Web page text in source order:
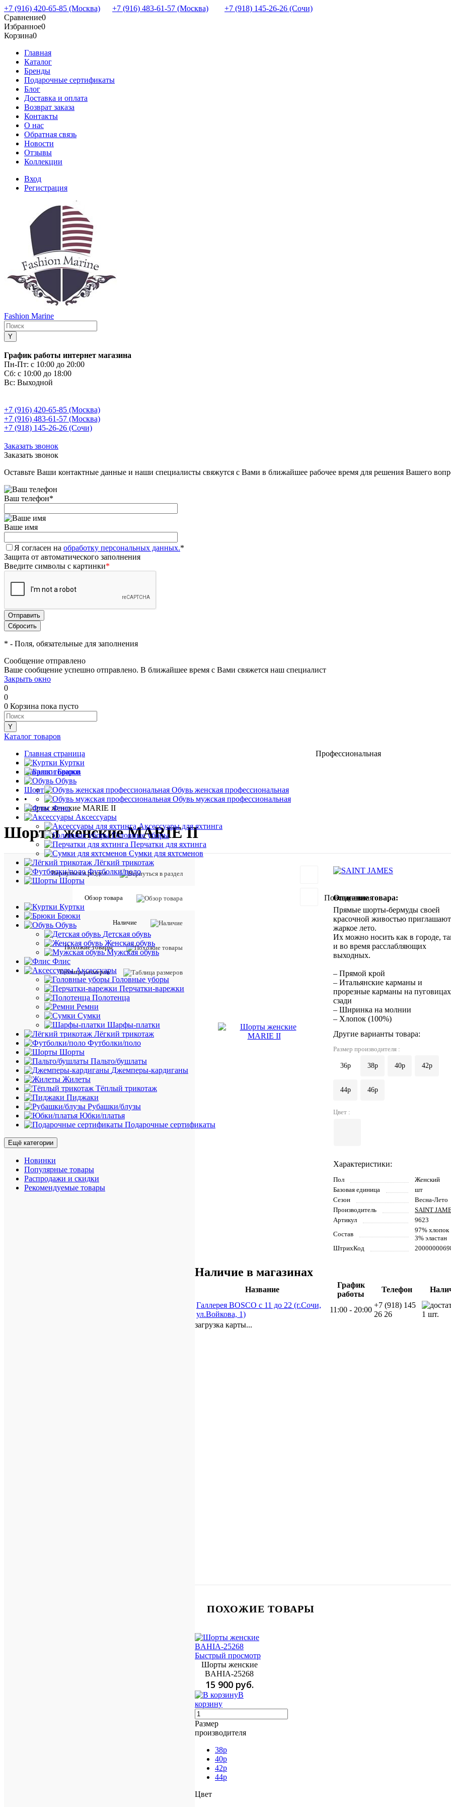
+7 (916) 420-65-85 (Москва) +7 (916) 483-61-57 (Москва)
+7 (918) 145-26-26 (Сочи)
Сравнение0
Избранное0
Корзина0
Главная
Каталог
Бренды
Подарочные сертификаты
Блог
Доставка и оплата
Возврат заказа
Контакты
О нас
Обратная связь
Новости
Отзывы
Коллекции
Вход
Регистрация
Fashion Marine
График работы интернет магазина
Пн-Пт: с 10:00 до 20:00
Сб: с 10:00 до 18:00
Вс: Выходной
+7 (916) 420-65-85 (Москва)
+7 (916) 483-61-57 (Москва)
+7 (918) 145-26-26 (Сочи)
Заказать звонок
Заказать звонок
Оставьте Ваши контактные данные и наши специалисты свяжутся с Вами в ближайшее рабочее время для решения Вашего
Ваш телефон*
Ваше имя
Я согласен на обработку персональных данных.*
Защита от автоматического заполнения
Введите символы с картинки*
* - Поля, обязательные для заполнения
Сообщение отправлено
Ваше сообщение успешно отправлено. В ближайшее время с Вами свяжется наш специалист
Закрыть окно
0
0
0 Корзина пока пусто
Каталог товаров
Профессиональная
Куртки
Брюки
Обувь
Обувь женская профессиональная
Обувь мужская профессиональная
Флис
Аксессуары
Аксессуары для яхтинга
Головные уборы
Перчатки для яхтинга
Сумки для яхтсменов
Лёгкий трикотаж
Футболки/поло
Шорты
Повседневная
Куртки
Брюки
Обувь
Детская обувь
Женская обувь
Мужская обувь
Флис
Аксессуары
Головные уборы
Перчатки-варежки
Полотенца
Ремни
Сумки
Шарфы-платки
Лёгкий трикотаж
Футболки/поло
Шорты
Пальто/бушлаты
Джемперы-кардиганы
Жилеты
Тёплый трикотаж
Пиджаки
Рубашки/блузы
Юбки/платья
Подарочные сертификаты
Ещё категории
Новинки
Популярные товары
Распродажи и скидки
Рекомендуемые товары
Главная страница
•
Каталог товаров
•
Шорты
•
Шорты женские MARIE II
Шорты женские MARIE II
Вернуться в раздел
Обзор товара
Наличие
Похожие товары
Таблица размеров
Описание товара:
Прямые шорты-бермуды своей
красочной живостью приглашают
жаркое лето.
Их можно носить как в городе,
и во время расслабляющих
выходных.
– Прямой крой
– Итальянские карманы и
прорезные карманы на пуговицах
сзади
– Ширинка на молнии
– Хлопок (100%)
Другие варианты товара:
Размер производителя :
36p 38p 40p 42p
44p 46р
Цвет :
Характеристики:
Пол
Женский
Базовая единица
шт
Сезон
Весна-Лето
Производитель
SAINT
Артикул
9623
Состав
97% хлопок
3% эластан
ШтрихКод
Наличие в магазинах
Название
График
работы
Телефон
Галлерея BOSCO с 11 до 22 (г.Сочи,
ул.Войкова, 1)
11:00 - 20:00
+7 (918) 145
26 26
1 шт.
загрузка карты...
ПОХОЖИЕ ТОВАРЫ
Быстрый просмотр
Шорты женские
BAHIA-25268
15 900 руб.
В
корзину
Размер
производителя
38p
40p
42p
44р
Цвет